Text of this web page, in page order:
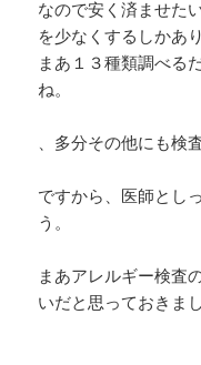
なので安く済ませた
を少なくするしかあ
まあ１３種類調べる
ね。
、多分その他にも検
ですから、医師とし
う。
まあアレルギー検査
いだと思っておきま